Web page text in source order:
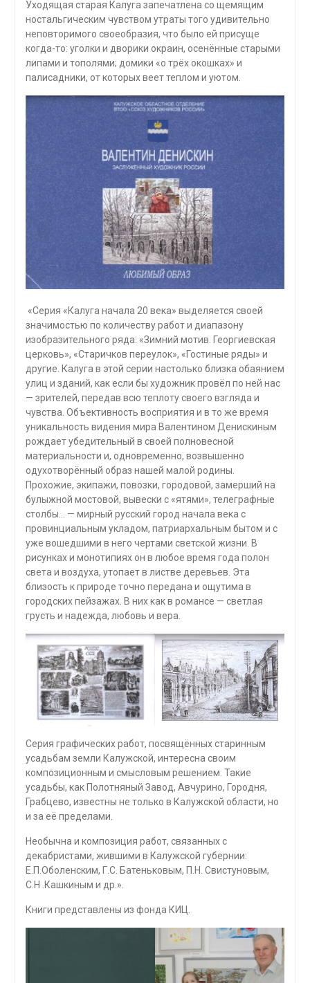
Уходящая старая Калуга запечатлена со щемящим
ностальгическим чувством утраты того удивительно
неповторимого своеобразия, что было ей присуще
когда-то: уголки и дворики окраин, осенённые старыми
липами и тополями; домики «о трёх окошках» и
палисадники, от которых веет теплом и уютом.
«Серия «Калуга начала 20 века» выделяется своей
значимостью по количеству работ и диапазону
изобразительного ряда: «Зимний мотив. Георгиевская
церковь», «Старичков переулок», «Гостиные ряды» и
другие. Калуга в этой серии настолько близка обаянием
улиц и зданий, как если бы художник провёл по ней нас
— зрителей, передав всю теплоту своего взгляда и
чувства. Объективность восприятия и в то же время
уникальность видения мира Валентином Денискиным
рождает убедительный в своей полновесной
материальности и, одновременно, возвышенно
одухотворённый образ нашей малой родины.
Прохожие, экипажи, повозки, городовой, замерший на
булыжной мостовой, вывески с «ятями», телеграфные
столбы… — мирный русский город начала века с
провинциальным укладом, патриархальным бытом и с
уже вошедшими в него чертами светской жизни. В
рисунках и монотипиях он в любое время года полон
света и воздуха, утопает в листве деревьев. Эта
близость к природе точно передана и ощутима в
городских пейзажах. В них как в романсе — светлая
грусть и надежда, любовь и вера.
Серия графических работ, посвящённых старинным
усадьбам земли Калужской, интересна своим
композиционным и смысловым решением. Такие
усадьбы, как Полотняный Завод, Авчурино, Городня,
Грабцево, известны не только в Калужской области, но
и за её пределами.
Необычна и композиция работ, связанных с
декабристами, жившими в Калужской губернии:
Е.П.Оболенским, Г.С. Батеньковым, П.Н. Свистуновым,
С.Н .Кашкиным и др.».
Книги представлены из фонда КИЦ.